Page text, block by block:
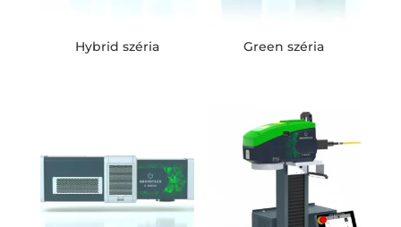
Hybrid széria Green széria